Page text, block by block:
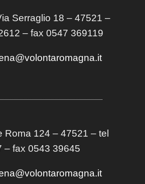
Serraglio 18 – 47521 –
– fax 0547 369119
Roma 124 – 47521 – tel
– fax 0543 39645